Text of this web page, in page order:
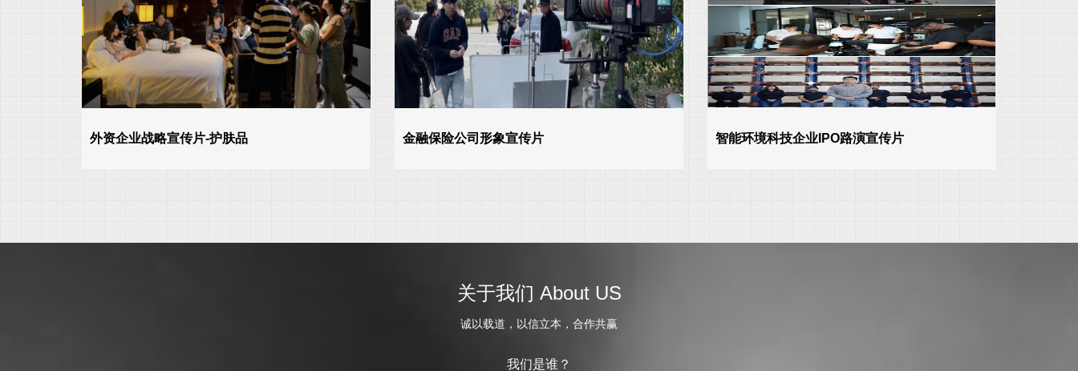
外资企业战略宣传片-护肤品 金融保险公司形象宣传片 智能环境科技企业IPO路演宣传片
关于我们 About US
诚以载道，以信立本，合作共赢
我们是谁？